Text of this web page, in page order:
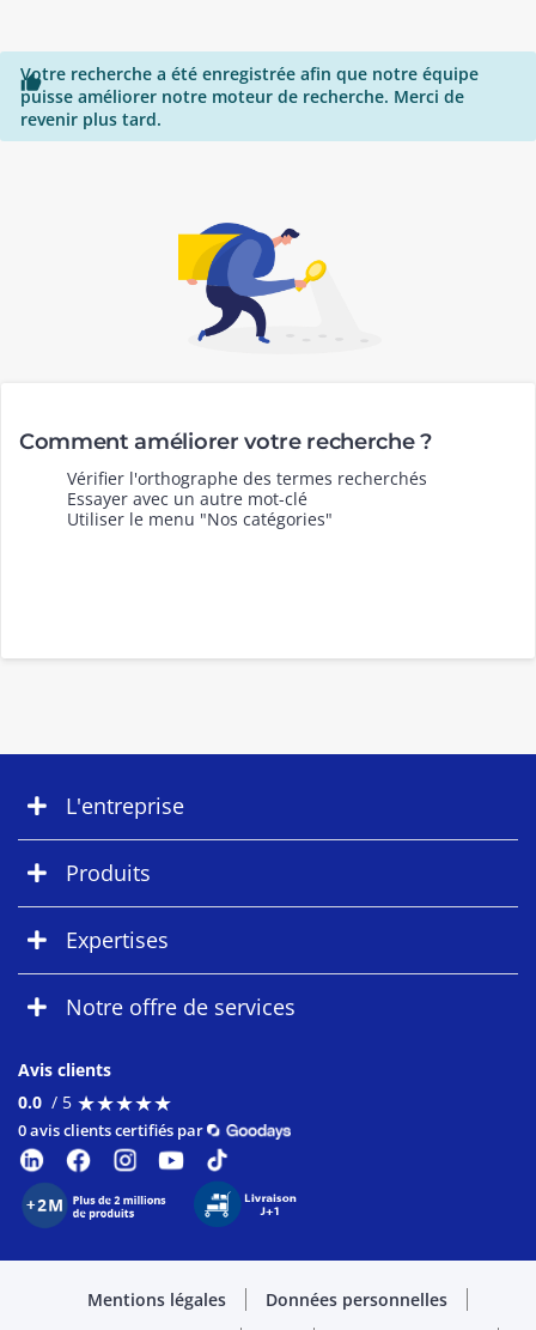

Votre recherche a été enregistrée afin que notre équipe
puisse améliorer notre moteur de recherche. Merci de
revenir plus tard.
Comment améliorer votre recherche ?
Vérifier l'orthographe des termes recherchés
Essayer avec un autre mot-clé
Utiliser le menu "Nos catégories"
L'entreprise
Produits
Expertises
Notre offre de services
Avis clients
0.0 / 5 ★★★★★
★★★★★
0 avis clients certifiés par
Mentions légales
Données personnelles